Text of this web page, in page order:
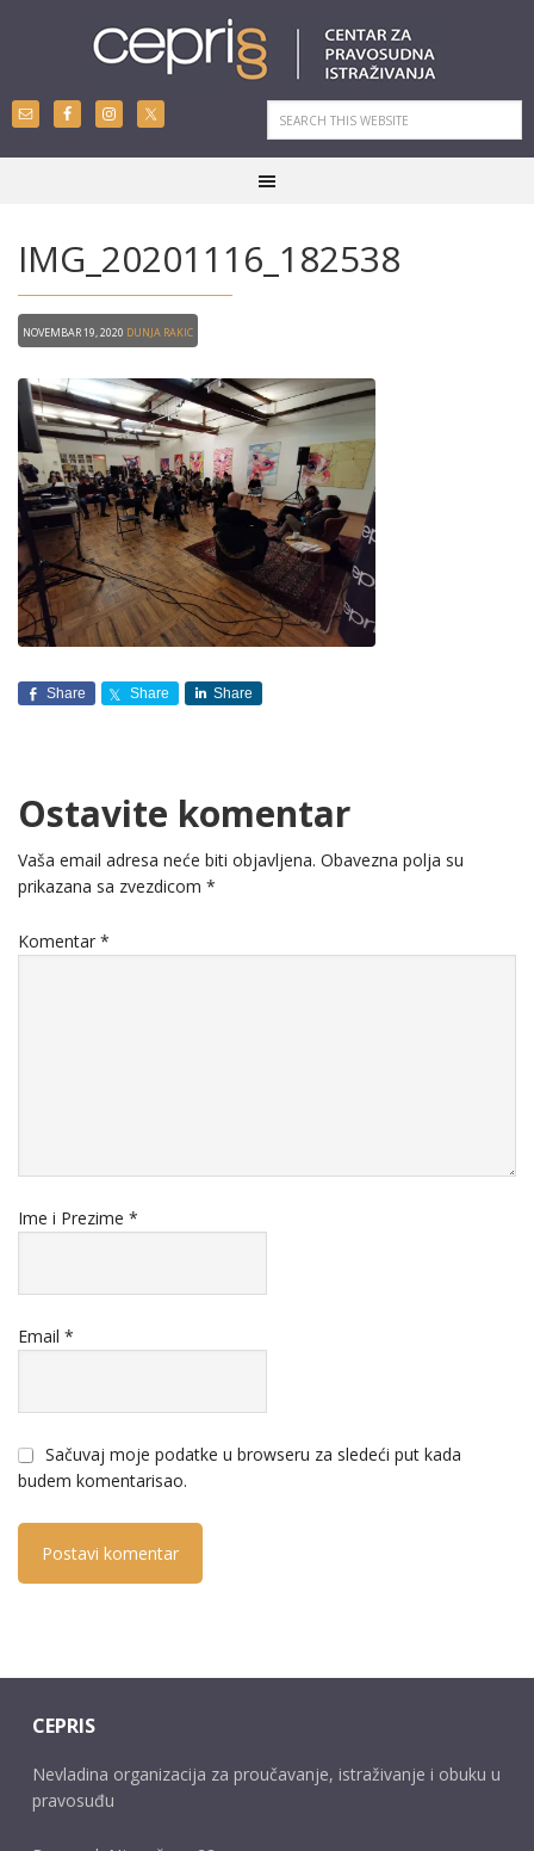
IMG_20201116_182538
Novembar 19, 2020 Dunja Rakic
Share Share Share
Ostavite komentar
Vaša email adresa neće biti objavljena. Obavezna polja su
prikazana sa zvezdicom *
Komentar *
Ime i Prezime *
Email *
Sačuvaj moje podatke u browseru za sledeći put kada
budem komentarisao.
CEPRIS
Nevladina organizacija za proučavanje, istraživanje i obuku u
pravosuđu